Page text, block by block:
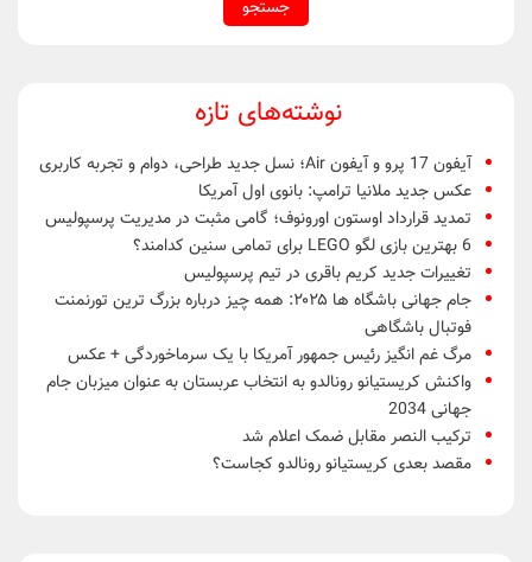
نوشته‌های تازه
آیفون 17 پرو و آیفون Air؛ نسل جدید طراحی، دوام و تجربه کاربری
عکس جدید ملانیا ترامپ: بانوی اول آمریکا
تمدید قرارداد اوستون اورونوف؛ گامی مثبت در مدیریت پرسپولیس
6 بهترین بازی لگو LEGO برای تمامی سنین کدامند؟
تغییرات جدید کریم باقری در تیم پرسپولیس
جام جهانی باشگاه ها ۲۰۲۵: همه چیز درباره بزرگ ترین تورنمنت
فوتبال باشگاهی
مرگ غم انگیز رئیس جمهور آمریکا با یک سرماخوردگی + عکس
واکنش کریستیانو رونالدو به انتخاب عربستان به عنوان میزبان جام
جهانی 2034
ترکیب النصر مقابل ضمک اعلام شد
مقصد بعدی کریستیانو رونالدو کجاست؟